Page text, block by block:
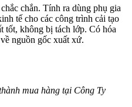
chắn. Tính ra dùng phụ gia
tế cho các công trình cải tạo
tốt, không bị tách lớp. Có hóa
nguồn gốc xuất xứ.
mua hàng tại Công Ty